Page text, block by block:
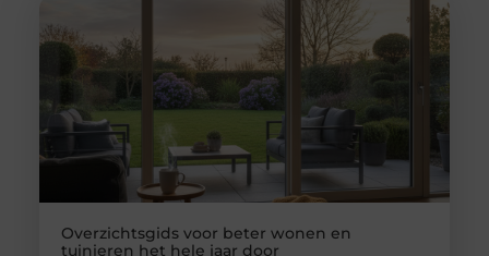
Overzichtsgids voor beter wonen en
tuinieren het hele jaar door